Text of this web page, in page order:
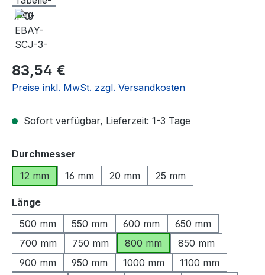
Regulärer Preis:
83,54 €
Preise inkl. MwSt. zzgl. Versandkosten
Sofort verfügbar, Lieferzeit: 1-3 Tage
Durchmesser
12 mm
16 mm 20 mm 25 mm
Längeauswählen
500 mm
550 mm 600 mm
650 mm
700 mm
750 mm 800 mm
850 mm
900 mm
950 mm 1000 mm
1100 mm